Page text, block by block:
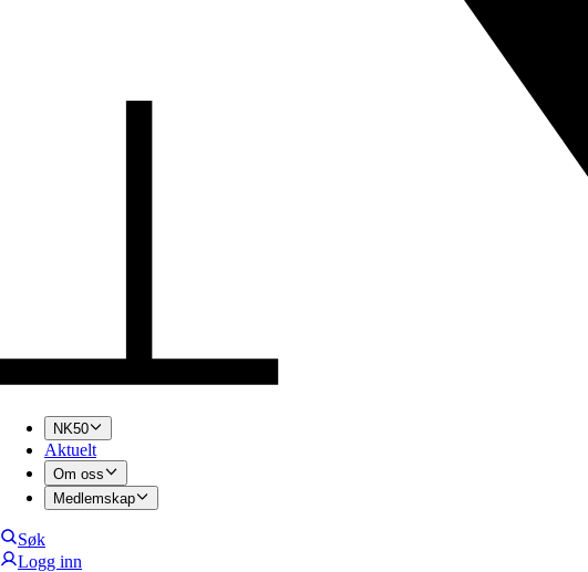
NK50
Aktuelt
Om oss
Medlemskap
Søk
Logg inn